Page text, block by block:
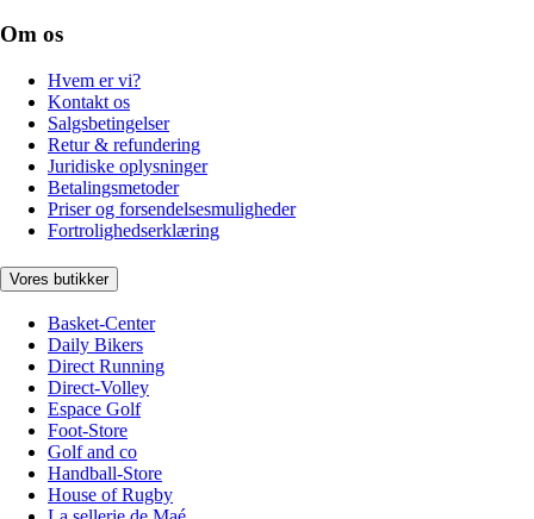
Om os
Hvem er vi?
Kontakt os
Salgsbetingelser
Retur & refundering
Juridiske oplysninger
Betalingsmetoder
Priser og forsendelsesmuligheder
Fortrolighedserklæring
Vores butikker
Basket-Center
Daily Bikers
Direct Running
Direct-Volley
Espace Golf
Foot-Store
Golf and co
Handball-Store
House of Rugby